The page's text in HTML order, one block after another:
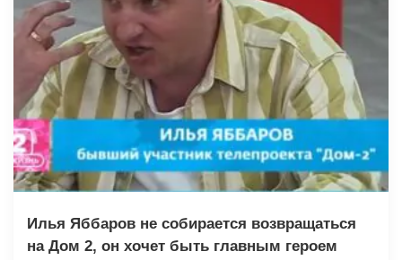
Илья Яббаров не собирается возвращаться
на Дом 2, он хочет быть главным героем